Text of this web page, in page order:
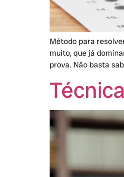
Método para
muito, que já
prova. Não basta